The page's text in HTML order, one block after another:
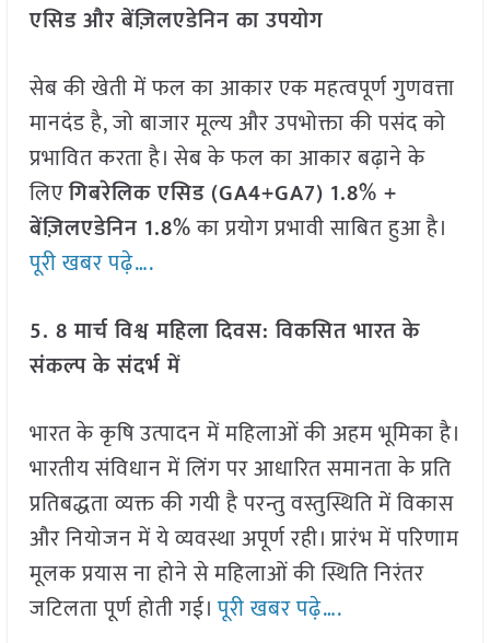
एसिड और बेंज़िलएडेनिन का उपयोग
सेब की खेती में फल का आकार एक महत्वपूर्ण गुणवत्ता
मानदंड है, जो बाजार मूल्य और उपभोक्ता की पसंद को
प्रभावित करता है। सेब के फल का आकार बढ़ाने के
लिएगिबरेलिक एसिड (GA4+GA7) 1.8% +
बेंज़िलएडेनिन 1.8%का प्रयोग प्रभावी साबित हुआ है।
पूरी खबर पढ़े….
5. 8 मार्च विश्व महिला दिवस: विकसित भारत के
संकल्प के संदर्भ में
भारत के कृषि उत्पादन में महिलाओं की अहम भूमिका है।
भारतीय संविधान में लिंग पर आधारित समानता के प्रति
प्रतिबद्धता व्यक्त की गयी है परन्तु वस्तुस्थिति में विकास
और नियोजन में ये व्यवस्था अपूर्ण रही। प्रारंभ में परिणाम
मूलक प्रयास ना होने से महिलाओं की स्थिति निरंतर
जटिलता पूर्ण होती गई।पूरी खबर पढ़े….